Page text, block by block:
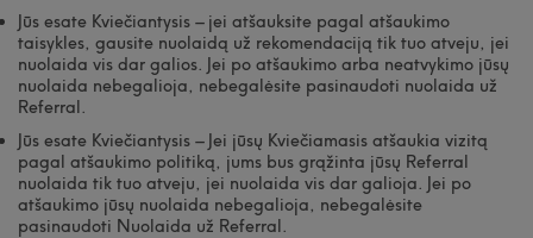
Jūs esate Kviečiantysis – jei atšauksite pagal atšaukimo
taisykles, gausite nuolaidą už rekomendaciją tik tuo atveju, jei
nuolaida vis dar galios. Jei po atšaukimo arba neatvykimo jūsų
nuolaida nebegalioja, nebegalėsite pasinaudoti nuolaida už
Referral.
Jūs esate Kviečiantysis – Jei jūsų Kviečiamasis atšaukia vizitą
pagal atšaukimo politiką, jums bus grąžinta jūsų Referral
nuolaida tik tuo atveju, jei nuolaida vis dar galioja. Jei po
atšaukimo jūsų nuolaida nebegalioja, nebegalėsite
pasinaudoti Nuolaida už Referral.